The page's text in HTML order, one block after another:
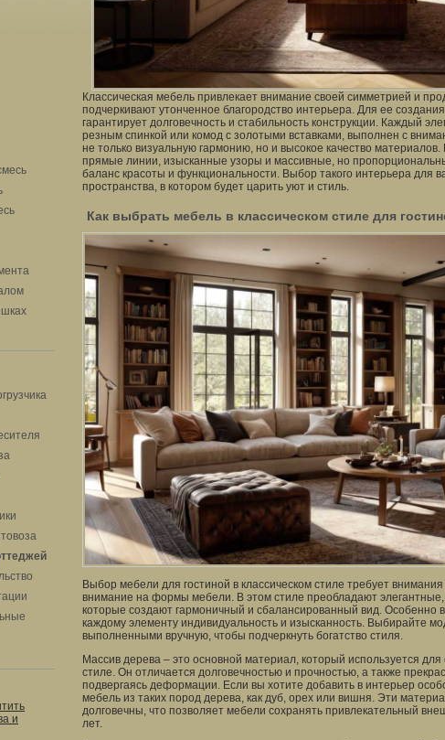
и
Классическая мебель привлекает внимание своей симметрией и
подчеркивают утонченное благородство интерьера. Для ее
гарантирует долговечность и стабильность конструкции. Каждый
резным спинкой или комод с золотыми вставками, выполнен с
не только визуальную гармонию, но и высокое качество
прямые линии, изысканные узоры и массивные, но
баланс красоты и функциональности. Выбор такого интерьера для
пространства, в котором будет царить уют и стиль.
Как выбрать мебель в классическом стиле для
Выбор мебели для гостиной в классическом стиле требует
внимание на формы мебели. В этом стиле преобладают
которые создают гармоничный и сбалансированный вид. Особенно
каждому элементу индивидуальность и изысканность. Выбирайте
выполненными вручную, чтобы подчеркнуть богатство стиля.
Массив дерева – это основной материал, который используется
стиле. Он отличается долговечностью и прочностью, а также
подвергаясь деформации. Если вы хотите добавить в интерьер
мебель из таких пород дерева, как дуб, орех или вишня. Эти
долговечны, что позволяет мебели сохранять привлекательный
лет.